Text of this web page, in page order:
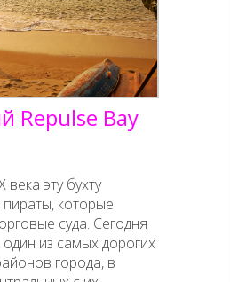
Repulse Bay
века эту бухту
которые
суда. Сегодня
из самых дорогих
города, в